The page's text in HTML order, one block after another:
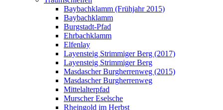
Baybachklamm (Frühjahr 2015)
Baybachklamm
Burgstadt-Pfad
Ehrbachklamm
Elfenlay
Layensteig Strimmiger Berg (2017)
Layensteig Strimmiger Berg
Masdascher Burgherrenweg (2015)
Masdascher Burgherrenweg
Mittelalterpfad
Murscher Eselsche
Rheingold im Herbst